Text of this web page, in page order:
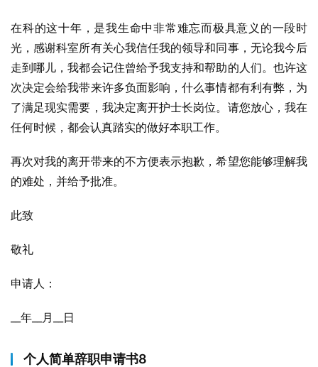
在科的这十年，是我生命中非常难忘而极具意义的一段时
光，感谢科室所有关心我信任我的领导和同事，无论我今后
走到哪儿，我都会记住曾给予我支持和帮助的人们。也许这
次决定会给我带来许多负面影响，什么事情都有利有弊，为
了满足现实需要，我决定离开护士长岗位。请您放心，我在
任何时候，都会认真踏实的做好本职工作。
再次对我的离开带来的不方便表示抱歉，希望您能够理解我
的难处，并给予批准。
此致
敬礼
申请人：
__年__月__日
个人简单辞职申请书8